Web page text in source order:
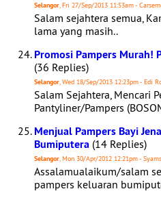
Selangor, Fri 27/Sep/2013 11:53am -
Salam sejahtera semua,
lama yang masih..
Promosi Pampers Murah!
(36 Replies)
Selangor, Wed 18/Sep/2013 12:23pm - Edi
Salam Sejahtera, Mencari
Pantyliner/Pampers
Menjual Pampers Bayi
Bumiputera (14 Replies)
Selangor, Mon 30/Apr/2012 12:21pm -
Assalamualaikum/salam
pampers keluaran